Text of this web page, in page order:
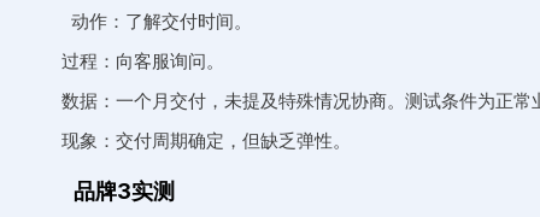
动作：了解交付时间。
过程：向客服询问。
数据：一个月交付，未提及特殊情况协商。测试条件为正常
现象：交付周期确定，但缺乏弹性。
品牌3实测